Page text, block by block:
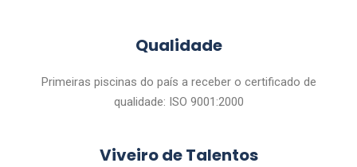
Qualidade
Primeiras piscinas do país a receber o certificado de
qualidade: ISO 9001:2000
Viveiro de Talentos